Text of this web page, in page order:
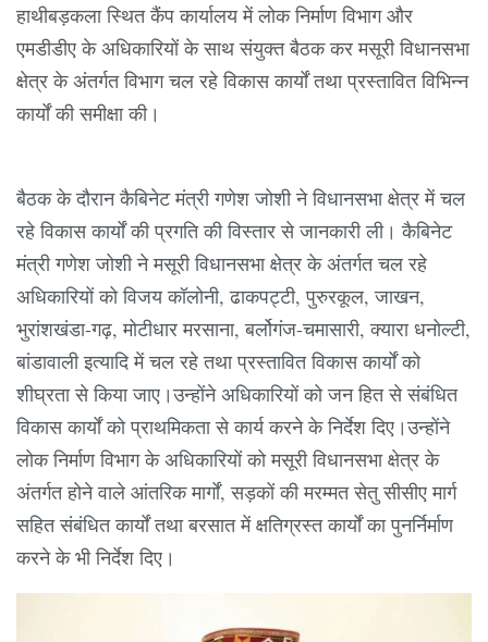
हाथीबड़कला स्थित कैंप कार्यालय में लोक निर्माण विभाग और
एमडीडीए के अधिकारियों के साथ संयुक्त बैठक कर मसूरी विधानसभा
क्षेत्र के अंतर्गत विभाग चल रहे विकास कार्यों तथा प्रस्तावित विभिन्न
कार्यों की समीक्षा की।
बैठक के दौरान कैबिनेट मंत्री गणेश जोशी ने विधानसभा क्षेत्र में चल
रहे विकास कार्यों की प्रगति की विस्तार से जानकारी ली। कैबिनेट
मंत्री गणेश जोशी ने मसूरी विधानसभा क्षेत्र के अंतर्गत चल रहे
अधिकारियों को विजय कॉलोनी, ढाकपट्टी, पुरुरकूल, जाखन,
भुरांशखंडा-गढ़, मोटीधार मरसाना, बर्लोगंज-चमासारी, क्यारा धनोल्टी,
बांडावाली इत्यादि में चल रहे तथा प्रस्तावित विकास कार्यों को
शीघ्रता से किया जाए।उन्होंने अधिकारियों को जन हित से संबंधित
विकास कार्यों को प्राथमिकता से कार्य करने के निर्देश दिए।उन्होंने
लोक निर्माण विभाग के अधिकारियों को मसूरी विधानसभा क्षेत्र के
अंतर्गत होने वाले आंतरिक मार्गों, सड़कों की मरम्मत सेतु सीसीए मार्ग
सहित संबंधित कार्यों तथा बरसात में क्षतिग्रस्त कार्यों का पुनर्निर्माण
करने के भी निर्देश दिए।